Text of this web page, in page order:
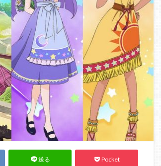
送る Pocket